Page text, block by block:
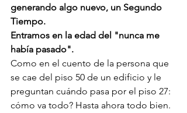
generando algo nuevo, un Segundo
Tiempo.
Entramos en la edad del "nunca me
había pasado".
Como en el cuento de la persona que
se cae del piso 50 de un edificio y le
preguntan cuándo pasa por el piso 27:
cómo va todo? Hasta ahora todo bien.